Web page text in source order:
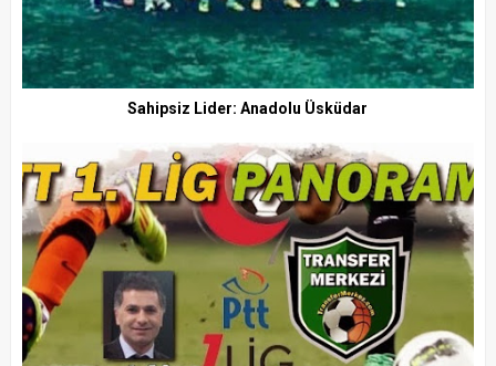
Sahipsiz Lider: Anadolu Üsküdar